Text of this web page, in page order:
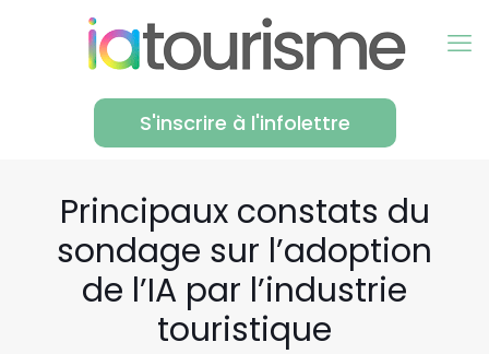
S'inscrire à l'infolettre
Principaux constats du
sondage sur l’adoption
de l’IA par l’industrie
touristique